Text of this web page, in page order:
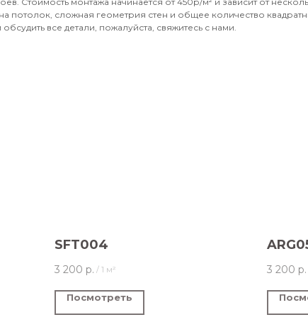
потолок, сложная геометрия стен и общее количество
все детали, пожалуйста, свяжитесь с нами.
SFT004
3 200 р. / 1 м²
Посмотреть
3 200 р.